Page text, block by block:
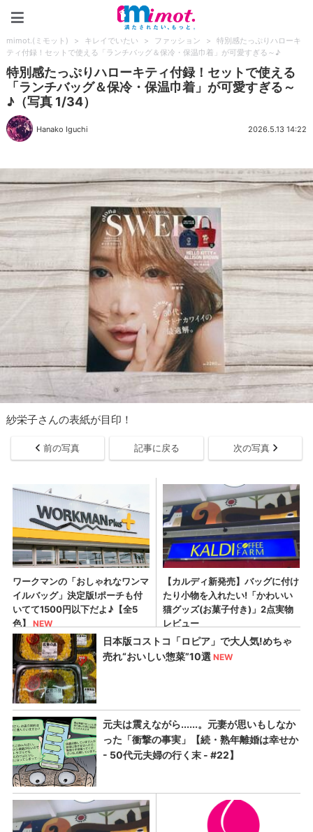
mimot.(ミモット) > キレイでいたい > ファッション >
特別感たっぷりハローキ
ティ付録！セットで使える「ランチバッグ＆保冷・保温巾着」が可愛すぎる～♪
特別感たっぷりハローキティ付録！セットで使える
「ランチバッグ＆保冷・保温巾着」が可愛すぎる～
♪（写真 1/34）
Hanako Iguchi 2026.5.13 14:22
紗栄子さんの表紙が目印！
前の写真 記事に戻る 次の写真